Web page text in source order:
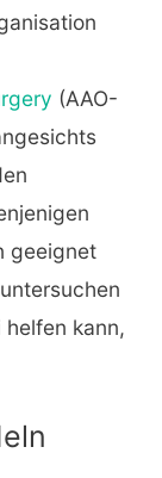
(AAO-
geeignet
kann,